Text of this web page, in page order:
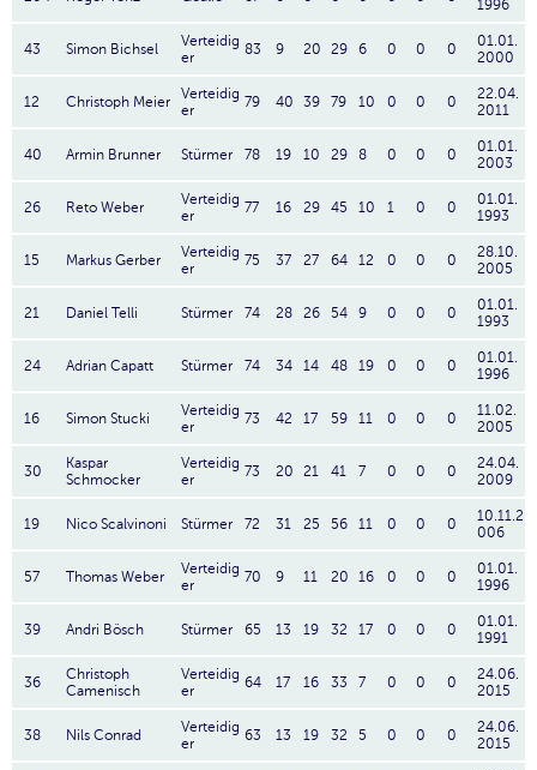
1996
43 Simon Bichsel
Verteidig
er
83 9 20 29 6 0 0 0
01.01.
2000
12 Christoph Meier
Verteidig
er
79 40 39 79 10 0 0 0
22.04.
2011
40 Armin Brunner Stürmer 78 19 10 29 8 0 0 0
01.01.
2003
26 Reto Weber
Verteidig
er
77 16 29 45 10 1 0 0
01.01.
1993
15 Markus Gerber
Verteidig
er
75 37 27 64 12 0 0 0
28.10.
2005
21 Daniel Telli Stürmer 74 28 26 54 9 0 0 0
01.01.
1993
24 Adrian Capatt Stürmer 74 34 14 48 19 0 0 0
01.01.
1996
16 Simon Stucki
Verteidig
er
73 42 17 59 11 0 0 0
11.02.
2005
30
Kaspar
Schmocker
Verteidig
er
73 20 21 41 7 0 0 0
24.04.
2009
19 Nico Scalvinoni Stürmer 72 31 25 56 11 0 0 0
10.11.2
006
57 Thomas Weber
Verteidig
er
70 9 11 20 16 0 0 0
01.01.
1996
39 Andri Bösch Stürmer 65 13 19 32 17 0 0 0
01.01.
1991
36
Christoph
Camenisch
Verteidig
er
64 17 16 33 7 0 0 0
24.06.
2015
38 Nils Conrad
Verteidig
er
63 13 19 32 5 0 0 0
24.06.
2015